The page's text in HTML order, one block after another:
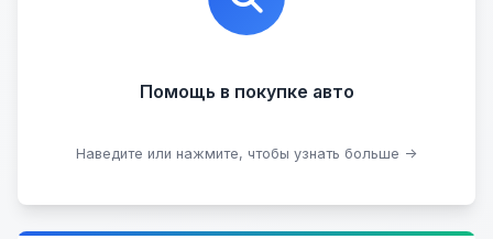
Помощь в покупке авто
Наведите или нажмите, чтобы узнать больше →
юридической чистоты.
Подобрать авто